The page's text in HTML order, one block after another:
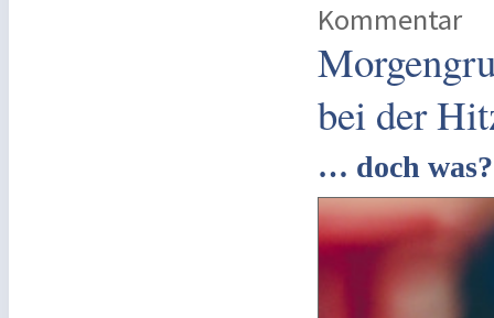
Kommentar
bei der
… doch was?